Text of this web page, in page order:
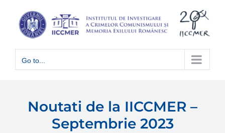
content
Go to...
Noutati de la IICCMER –
Septembrie 2023